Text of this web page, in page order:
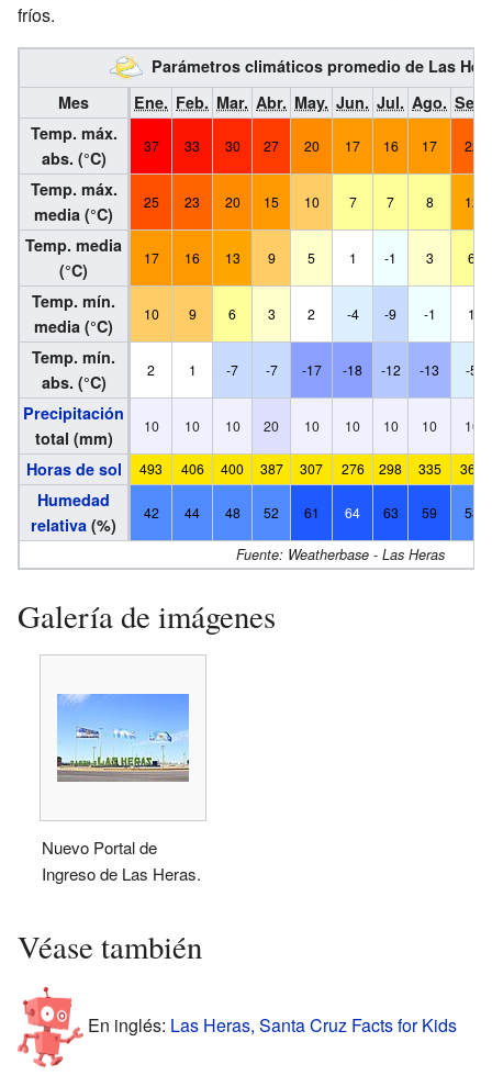
fríos.
Parámetros climáticos promedio de Las
Mes
Ene. Feb. Mar. Abr. May. Jun. Jul. Ago. Sep.
Temp. máx.
abs. (°C)
37 33 30 27 20 17 16 17 22
Temp. máx.
media (°C)
25 23 20 15 10 7 7 8 12
Temp. media
(°C)
17 16 13 9 5 1 -1 3 6
Temp. mín.
media (°C)
10 9 6 3 2 -4 -9 -1 1
Temp. mín.
abs. (°C)
2 1 -7 -7 -17 -18 -12 -13 -5
Precipitación
total (mm)
10 10 10 20 10 10 10 10 10
Horas de sol 493 406 400 387 307 276 298 335 369
Humedad
relativa (%)
42 44 48 52 61 64 63 59 53
Fuente: Weatherbase - Las Heras
Galería de imágenes
Nuevo Portal de
Ingreso de Las Heras.
Véase también
En inglés: Las Heras, Santa Cruz Facts for Kids